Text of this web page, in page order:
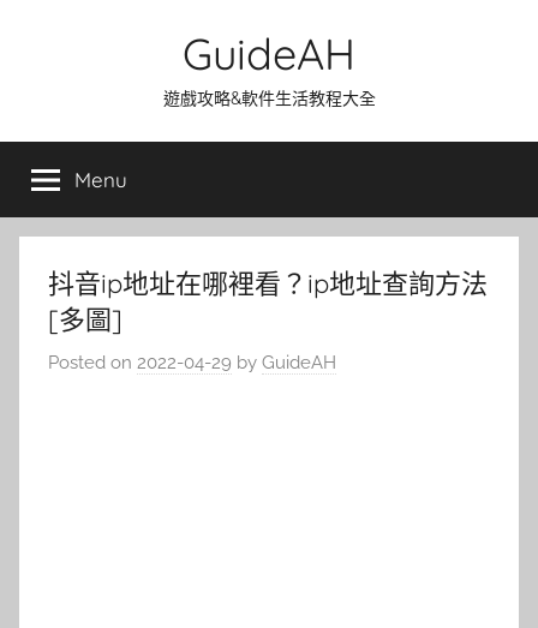
GuideAH
遊戲攻略&軟件生活教程大全
Menu
抖音ip地址在哪裡看？ip地址查詢方法
[多圖]
Posted on 2022-04-29 by GuideAH